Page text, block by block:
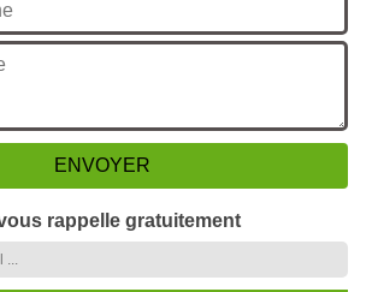
rappelle gratuitement